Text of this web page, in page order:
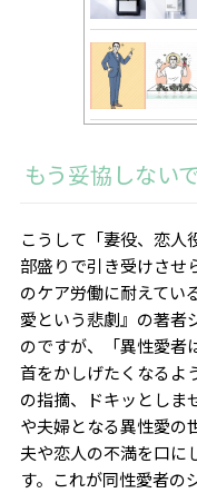
もう妥協しない
こうして「妻役、恋
部盛りで引き受けさせ
のケア労働に耐えてい
愛という悲劇』の著者
のですが、「異性愛者
首をかしげたくなるよ
の指摘、ドキッとしま
や夫婦となる異性愛の
夫や恋人の不満を口に
す。これが同性愛者の